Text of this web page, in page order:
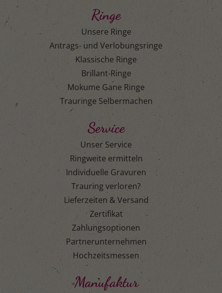
Ringe
Unsere Ringe
Antrags- und Verlobungsringe
Klassische Ringe
Brillant-Ringe
Mokume Gane Ringe
Trauringe Selbermachen
Service
Unser Service
Ringweite ermitteln
Individuelle Gravuren
Trauring verloren?
Lieferzeiten & Versand
Zertifikat
Zahlungsoptionen
Partnerunternehmen
Hochzeitsmessen
Manufaktur